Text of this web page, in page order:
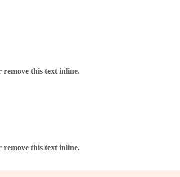
remove this text inline.
remove this text inline.
Favoritos